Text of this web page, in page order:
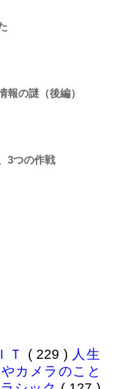
報の謎（後編）
3つの作戦
Ｔ ( 229 ) 人生
カメラのこと